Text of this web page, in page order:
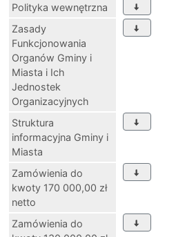
Polityka wewnętrzna
Zasady
Funkcjonowania
Organów Gminy i
Miasta i Ich
Jednostek
Organizacyjnych
Struktura
informacyjna Gminy i
Miasta
Zamówienia do
kwoty 170 000,00 zł
netto
Zamówienia do